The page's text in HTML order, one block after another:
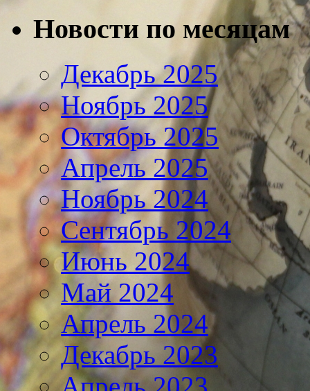
Новости по месяцам
Декабрь 2025
Ноябрь 2025
Октябрь 2025
Апрель 2025
Ноябрь 2024
Сентябрь 2024
Июнь 2024
Май 2024
Апрель 2024
Декабрь 2023